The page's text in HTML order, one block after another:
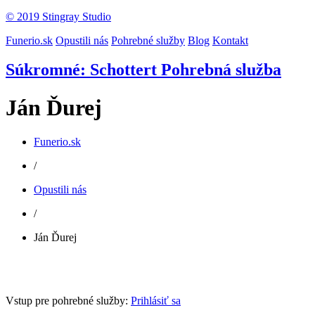
© 2019 Stingray Studio
Funerio.sk Opustili nás Pohrebné služby Blog Kontakt
Súkromné: Schottert Pohrebná služba
Ján Ďurej
Funerio.sk
/
Opustili nás
/
Ján Ďurej
Vstup pre pohrebné služby: Prihlásiť sa